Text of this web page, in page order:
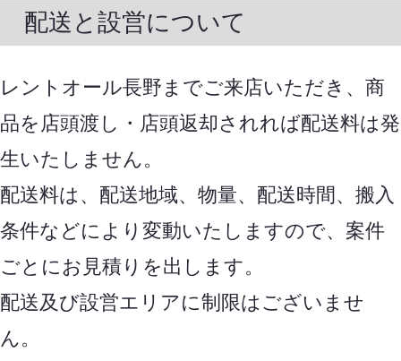
配送と設営について
レントオール長野までご来店いただき、商
品を店頭渡し・店頭返却されれば配送料は発
生いたしません。
配送料は、配送地域、物量、配送時間、搬入
条件などにより変動いたしますので、案件
ごとにお見積りを出します。
配送及び設営エリアに制限はございませ
ん。